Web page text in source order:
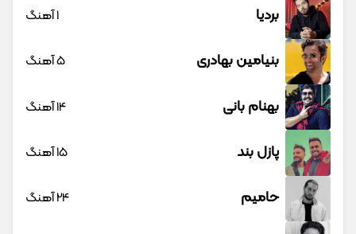
بردیا 1 آهنگ
بنیامین بهادری 5 آهنگ
بهنام بانی 14 آهنگ
پازل بند 15 آهنگ
حامیم 24 آهنگ